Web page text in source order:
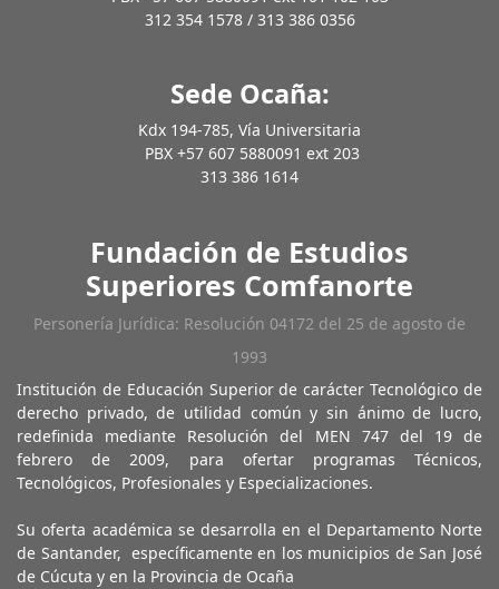
312 354 1578 / 313 386 0356
Sede Ocaña:
Kdx 194-785, Vía Universitaria
PBX +57 607 5880091 ext 203
313 386 1614
Fundación de Estudios
Superiores Comfanorte
Personería Jurídica: Resolución 04172 del 25 de agosto de
1993
Institución de Educación Superior de carácter Tecnológico de
derecho privado, de utilidad común y sin ánimo de lucro,
redefinida mediante Resolución del MEN 747 del 19 de
febrero de 2009, para ofertar programas Técnicos,
Tecnológicos, Profesionales y Especializaciones.
Su oferta académica se desarrolla en el Departamento Norte
de Santander, específicamente en los municipios de San José
de Cúcuta y en la Provincia de Ocaña